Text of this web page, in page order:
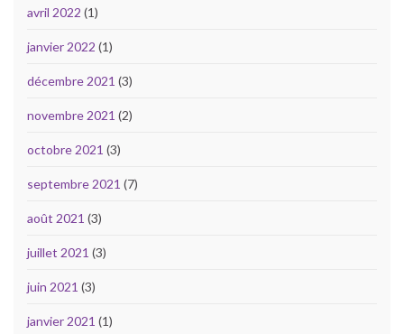
avril 2022 (1)
janvier 2022 (1)
décembre 2021 (3)
novembre 2021 (2)
octobre 2021 (3)
septembre 2021 (7)
août 2021 (3)
juillet 2021 (3)
juin 2021 (3)
janvier 2021 (1)